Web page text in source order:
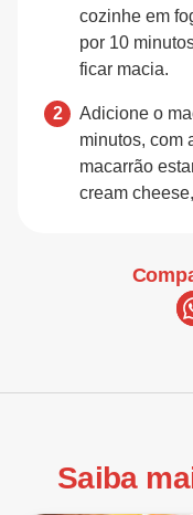
cozinhe em
por 10
ficar macia.
Adicione o
minutos, com
macarrão
cream
Saiba